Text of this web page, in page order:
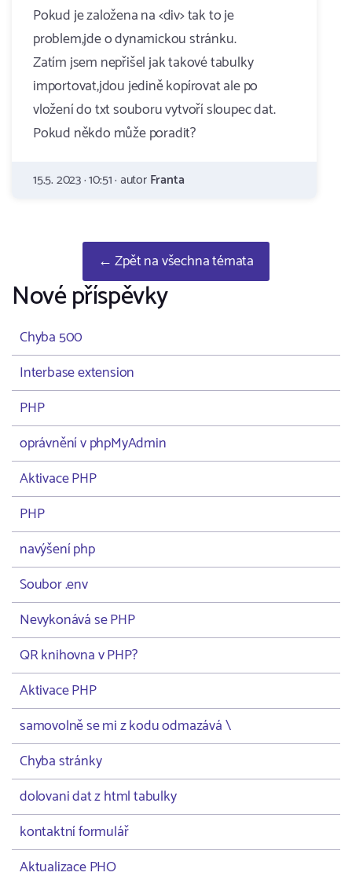
Pokud je založena na <div> tak to je
problem,jde o dynamickou stránku.
Zatím jsem nepřišel jak takové tabulky
importovat,jdou jedině kopírovat ale po
vložení do txt souboru vytvoří sloupec dat.
Pokud někdo může poradit?
15.5. 2023 · 10:51 · autorFranta
← Zpět na všechna témata
Nové příspěvky
Chyba 500
Interbase extension
PHP
oprávnění v phpMyAdmin
Aktivace PHP
PHP
navýšení php
Soubor .env
Nevykonává se PHP
QR knihovna v PHP?
Aktivace PHP
samovolně se mi z kodu odmazává \
Chyba stránky
dolovani dat z html tabulky
kontaktní formulář
Aktualizace PHO